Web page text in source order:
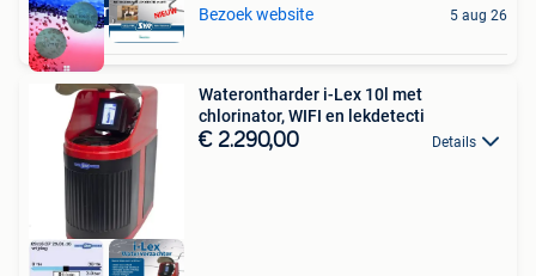
Aquariatics Bezoek website 5 aug 26
Waterontharder i-Lex 10l met
chlorinator, WIFI en lekdetecti
€ 2.290,00 Details